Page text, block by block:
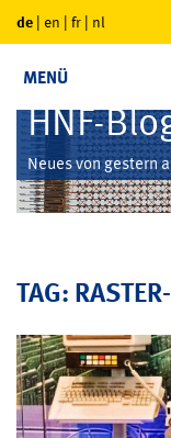
de | en | fr | nl
MENÜ
HNF-
Neues von gestern
TAG: